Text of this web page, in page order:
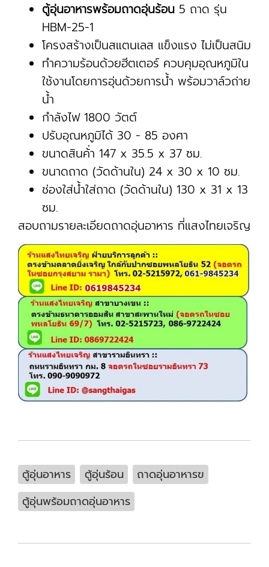
ตู้อุ่นอาหารพร้อมถาดอุ่นร้อน 5 ถาด รุ่น
HBM-25-1
โครงสร้างเป็นสแตนเลส แข็งแรง ไม่เป็นสนิม
ทำความร้อนด้วยฮีตเตอร์ ควบคุมอุณหภูมิใน
ใช้งานโดยการอุ่นด้วยการน้ำ พร้อมวาล์วถ่าย
น้ำ
กำลังไฟ 1800 วัตต์
ปรับอุณหภูมิได้ 30 - 85 องศา
ขนาดสินค้่า 147 x 35.5 x 37 ซม.
ขนาดถาด (วัดด้านใน) 24 x 30 x 10 ซม.
ช่องใส่น้ำใส่ถาด (วัดด้านใน) 130 x 31 x 13
ซม.
สอบถามรายละเอียดถาดอุ่นอาหาร ที่แสงไทยเจริญ
ตู้อุ่นอาหาร ตู้อุ่นร้อน
ถาดอุ่นอาหารฃ
ตู้อุ่นพร้อมถาดอุ่นอาหาร